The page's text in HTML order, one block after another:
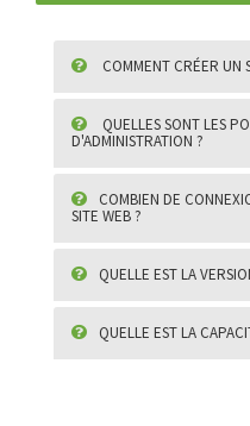
COMMENT CRÉER UN
QUELLES SONT LES
D'ADMINISTRATION ?
COMBIEN DE
SITE WEB ?
QUELLE EST LA
QUELLE EST LA